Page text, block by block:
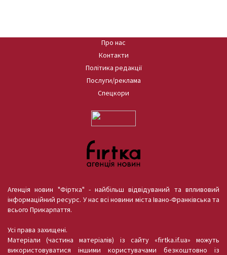
Про нас
Контакти
Політика редакції
Послуги/реклама
Спецкори
Агенція новин "Фіртка" - найбільш відвідуваний та впливовий
інформаційний ресурс. У нас всі новини міста Івано-Франківська та
всього Прикарпаття.
Усі права захищені.
Матеріали (частина матеріалів) із сайту «firtka.if.ua» можуть
використовуватися іншими користувачами безкоштовно із